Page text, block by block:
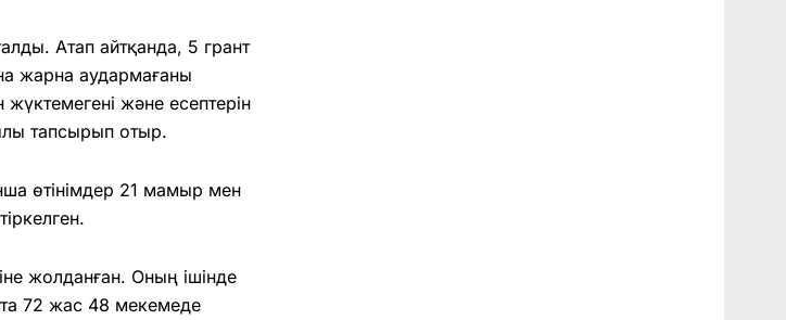
Атап айтқанда, 5 грант
жарна аудармағаны
және есептерін
тапсырып отыр.
өтінімдер 21 мамыр мен
жолданған. Оның ішінде
72 жас 48 мекемеде